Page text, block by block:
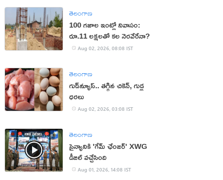
తెలంగాణ
100 గజాల ఇంట్లో నివాసం:
రూ.11 లక్షలతో కల నెరవేరేనా?
Aug 02, 2026, 08:08 IST
తెలంగాణ
గుడ్‌న్యూస్.. తగ్గిన చికెన్, గుడ్ల
ధరలు
Aug 02, 2026, 03:08 IST
తెలంగాణ
సైన్యానికి 'గేమ్ ఛేంజర్' XWG
డీజిల్ వచ్చేసింది
Aug 01, 2026, 14:08 IST